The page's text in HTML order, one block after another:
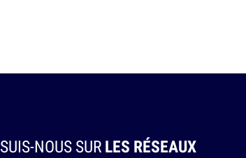
SUIS-NOUS SURLES RÉSEAUX